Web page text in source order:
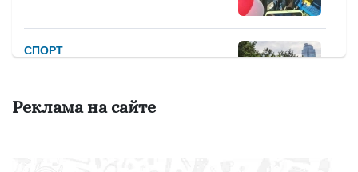
СПОРТ
марафоне «Европа – Азия»
Реклама на сайте